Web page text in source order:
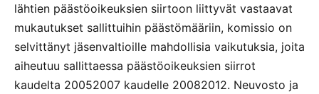
lähtien päästöoikeuksien siirtoon liittyvät vastaavat
mukautukset sallittuihin päästömääriin, komissio on
selvittänyt jäsenvaltioille mahdollisia vaikutuksia, joita
aiheutuu sallittaessa päästöoikeuksien siirrot
kaudelta 20052007 kaudelle 20082012. Neuvosto ja